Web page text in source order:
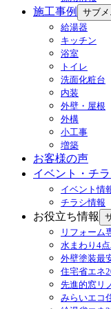
施工事例
サブ
給湯器
キッチン
浴室
トイレ
洗面化粧台
内装
外壁・屋根
外構
小工事
増築
お客様の声
イベント・チ
イベント情
チラシ情報
お役立ち情報
リフォーム
水まわり4
外壁塗装最
住宅省エネ
先進的窓リ
みらいエコ